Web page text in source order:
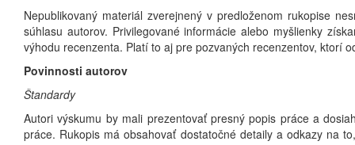
Nepublikovaný materiál zverejnený v predloženom rukopise
súhlasu autorov. Privilegované informácie alebo myšlienky
výhodu recenzenta. Platí to aj pre pozvaných recenzentov, ktorí
Povinnosti autorov
Štandardy
Autori výskumu by mali prezentovať presný popis práce a
práce. Rukopis má obsahovať dostatočné detaily a odkazy na